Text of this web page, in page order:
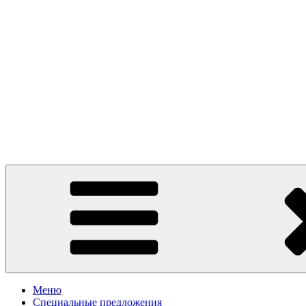
Presto Pizza Klin
маленькая Италия в Клину
Меню
Специальные предложения